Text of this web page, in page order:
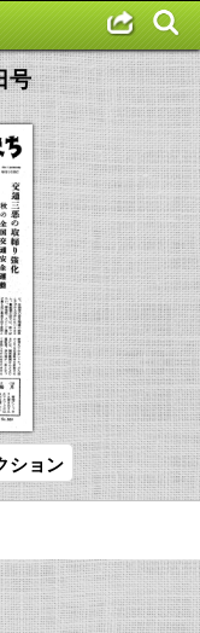
options set.
号
ション